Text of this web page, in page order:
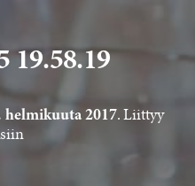
19.58.19
helmikuuta 2017. Liittyy